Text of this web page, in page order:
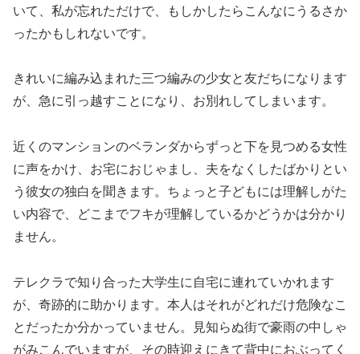
いて、私が忘れただけで、もしかしたらこんなにうるさか
ったかもしれないです。
きれいに編み込まれた三つ編みの少女と友だちになります
が、急に引っ越すことになり、お別れしてしまいます。
近くのマンションのベランダからずっと下を見つめる女性
に声をかけ、お宅におじゃまし、夫をなくしたばかりとい
う彼女の独白を聞きます。ちょっと子どもには理解しがた
い内容で、どこまでフキが理解しているかどうかは分かり
ません。
テレクラで知り合った大学生に自宅に連れていかれます
が、奇跡的に助かります。本人はそれがどれだけ危険なこ
とだったか分かっていません。見知らぬ街で豪雨の中しゃ
がみこんでいますが、その時迎えにきて背中におぶってく